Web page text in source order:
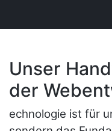
Unser
der
echnologie ist für